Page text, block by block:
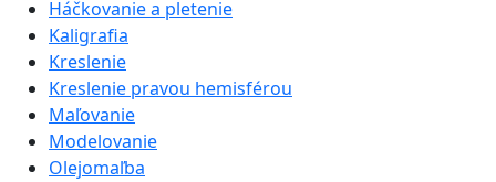
Háčkovanie a pletenie
Kaligrafia
Kreslenie
Kreslenie pravou hemisférou
Maľovanie
Modelovanie
Olejomaľba